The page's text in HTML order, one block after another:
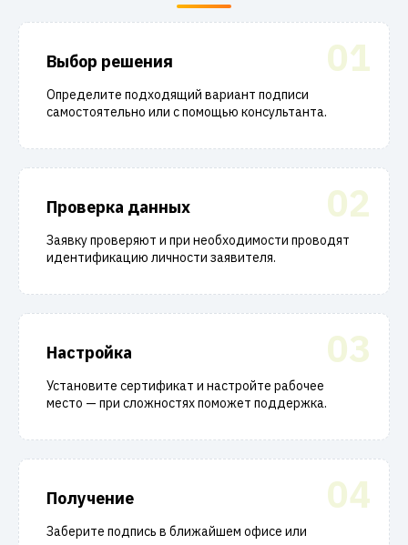
01
Выбор решения
Определите подходящий вариант подписи
самостоятельно или с помощью консультанта.
02
Проверка данных
Заявку проверяют и при необходимости проводят
идентификацию личности заявителя.
03
Настройка
Установите сертификат и настройте рабочее
место — при сложностях поможет поддержка.
04
Получение
Заберите подпись в ближайшем офисе или